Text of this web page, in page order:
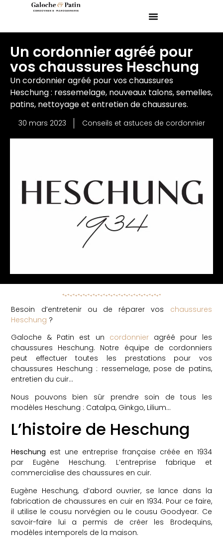
Un cordonnier agréé pour
vos chaussures Heschung
Un cordonnier agréé pour vos chaussures
Heschung : ressemelage, nouveaux talons, semelles,
patins, nettoyage et entretien de chaussures.
30 mars 2023 Conseils et astuces de cordonnier
Besoin d’entretenir ou de réparer vos chaussures
Heschung ?
Galoche & Patin est un cordonnieragréé pour les
chaussures Heschung. Notre équipe de cordonniers
peut effectuer toutes les prestations pour vos
chaussures Heschung : ressemelage, pose de patins,
entretien du cuir…
Nous pouvons bien sûr prendre soin de tous les
modèles Heschung : Catalpa, Ginkgo, Lilium…
L’histoire de Heschung
Heschung est une entreprise française créée en 1934
par Eugène Heschung. L’entreprise fabrique et
commercialise des chaussures en cuir.
Eugène Heschung, d’abord ouvrier, se lance dans la
fabrication de chaussures en cuir en 1934. Pour ce faire,
il utilise le cousu norvégien ou le cousu Goodyear. Ce
savoir-faire lui a permis de créer les Brodequins,
modèles intemporels de la maison.